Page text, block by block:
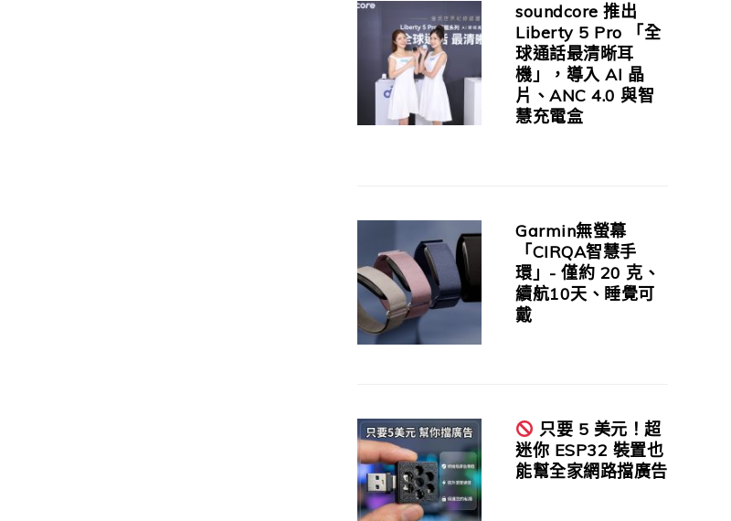
soundcore 推出
Liberty 5 Pro 「全
球通話最清晰耳
機」，導入 AI 晶
片、ANC 4.0 與智
慧充電盒
Garmin無螢幕
「CIRQA智慧手
環」- 僅約 20 克、
續航10天、睡覺可
戴
只要 5 美元！超
迷你 ESP32 裝置也
能幫全家網路擋廣告